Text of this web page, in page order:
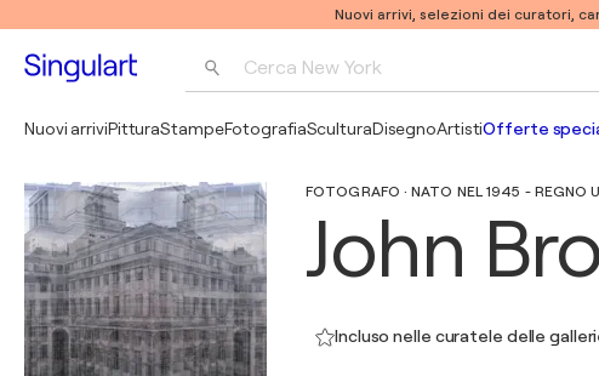
Nuovi arrivi, selezioni dei curatori,
Cerca New York
Nuovi arriviPitturaStampeFotografiaSculturaDisegnoArtistiOfferte
FOTOGRAFO · NATO NEL 1945 - REGNO
John
Incluso nelle curatele delle